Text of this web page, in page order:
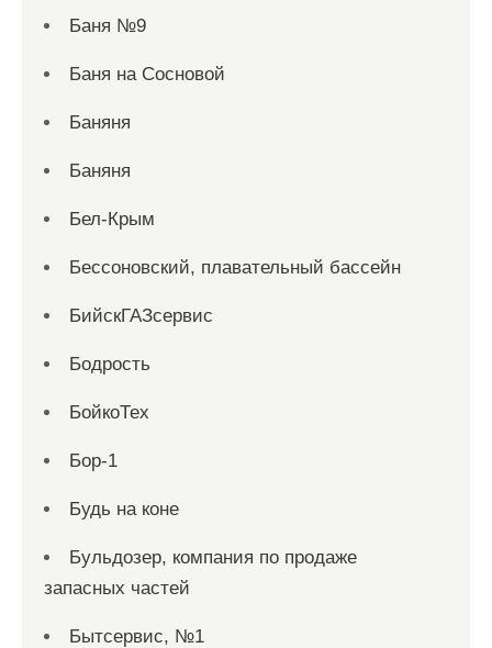
Баня №9
Баня на Сосновой
Баняня
Баняня
Бел-Крым
Бессоновский, плавательный бассейн
БийскГАЗсервис
Бодрость
БойкоТех
Бор-1
Будь на коне
Бульдозер, компания по продаже
запасных частей
Бытсервис, №1